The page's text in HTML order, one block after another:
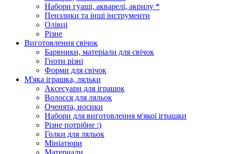
Набори гуаші, акварелі, акрилу *
Пензлики та інші інструменти
Олівці
Різне
Виготовлення свічок
Барвники, матеріали для свічок
Гноти різні
Форми для свічок
М'яка іграшка, ляльки
Аксесуари для іграшок
Волосся для ляльок
Оченята, носики
Набори для виготовлення м'якої іграшки
Різне потрібне :)
Голки для ляльок
Мініатюри
Материали